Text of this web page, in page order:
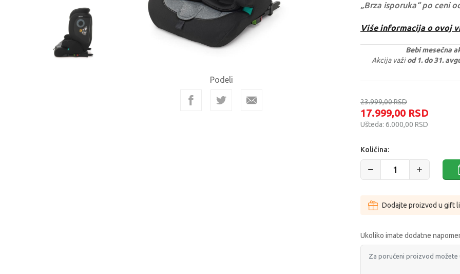
Podeli
„Brza isporuka“ po ceni
Više informacija o ovoj
Bebi mesečna
Akcija važiod 1. do 31.
23.999,00RSD
17.999,00 RSD
Ušteda: 6.000,00 RSD
Količina:
Dodajte proizvod u gift
Ukoliko imate dodatne